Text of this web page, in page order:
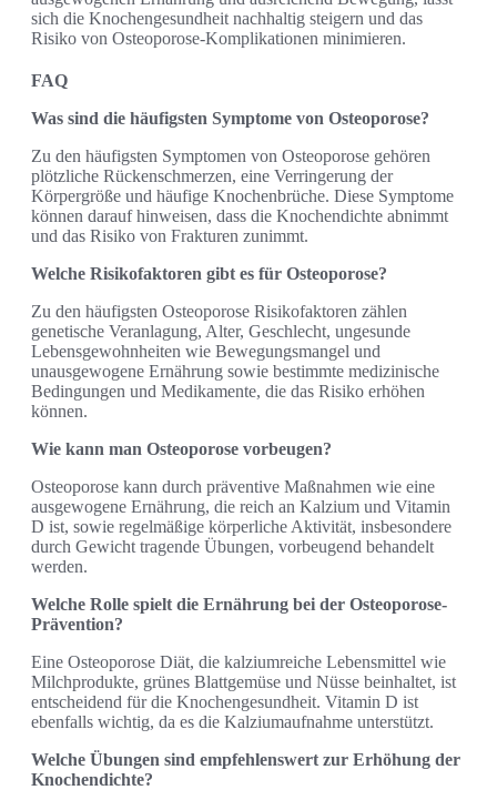
sich die Knochengesundheit nachhaltig steigern und das
Risiko von Osteoporose-Komplikationen minimieren.
FAQ
Was sind die häufigsten Symptome von Osteoporose?
Zu den häufigsten Symptomen von Osteoporose gehören
plötzliche Rückenschmerzen, eine Verringerung der
Körpergröße und häufige Knochenbrüche. Diese Symptome
können darauf hinweisen, dass die Knochendichte abnimmt
und das Risiko von Frakturen zunimmt.
Welche Risikofaktoren gibt es für Osteoporose?
Zu den häufigsten Osteoporose Risikofaktoren zählen
genetische Veranlagung, Alter, Geschlecht, ungesunde
Lebensgewohnheiten wie Bewegungsmangel und
unausgewogene Ernährung sowie bestimmte medizinische
Bedingungen und Medikamente, die das Risiko erhöhen
können.
Wie kann man Osteoporose vorbeugen?
Osteoporose kann durch präventive Maßnahmen wie eine
ausgewogene Ernährung, die reich an Kalzium und Vitamin
D ist, sowie regelmäßige körperliche Aktivität, insbesondere
durch Gewicht tragende Übungen, vorbeugend behandelt
werden.
Welche Rolle spielt die Ernährung bei der Osteoporose-
Prävention?
Eine Osteoporose Diät, die kalziumreiche Lebensmittel wie
Milchprodukte, grünes Blattgemüse und Nüsse beinhaltet, ist
entscheidend für die Knochengesundheit. Vitamin D ist
ebenfalls wichtig, da es die Kalziumaufnahme unterstützt.
Welche Übungen sind empfehlenswert zur Erhöhung der
Knochendichte?